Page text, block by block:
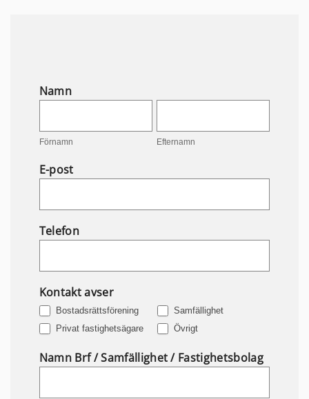
Kontakta
Namn
Förnamn Efternamn
E-post
Telefon
Kontakt avser
Bostadsrättsförening
Samfällighet
Privat fastighetsägare
Övrigt
Namn Brf / Samfällighet / Fastighetsbolag